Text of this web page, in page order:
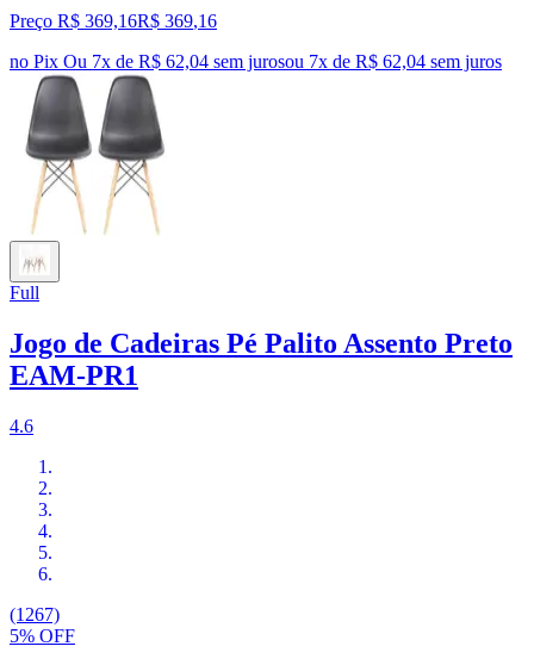
Preço R$ 369,16R$ 369,16
no Pix Ou 7x de R$ 62,04 sem jurosou 7x de R$ 62,04 sem juros
Full
Jogo de Cadeiras Pé Palito Assento Preto
EAM-PR1
4.6
(1267)
5% OFF